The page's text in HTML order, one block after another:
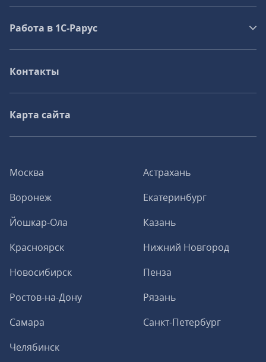
Москва
Астрахань
Воронеж
Екатеринбург
Йошкар-Ола
Казань
Красноярск
Нижний Новгород
Новосибирск
Пенза
Ростов-на-Дону
Рязань
Самара
Санкт-Петербург
Челябинск
Работа в 1С‑Рарус
Контакты
Карта сайта